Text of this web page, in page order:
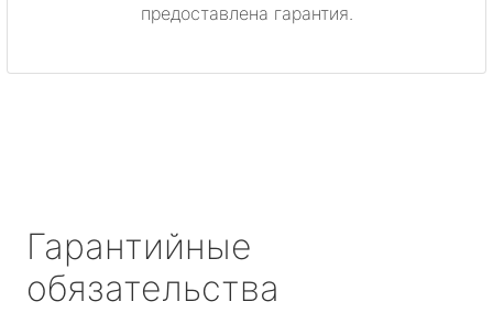
предоставлена гарантия.
Гарантийные
обязательства